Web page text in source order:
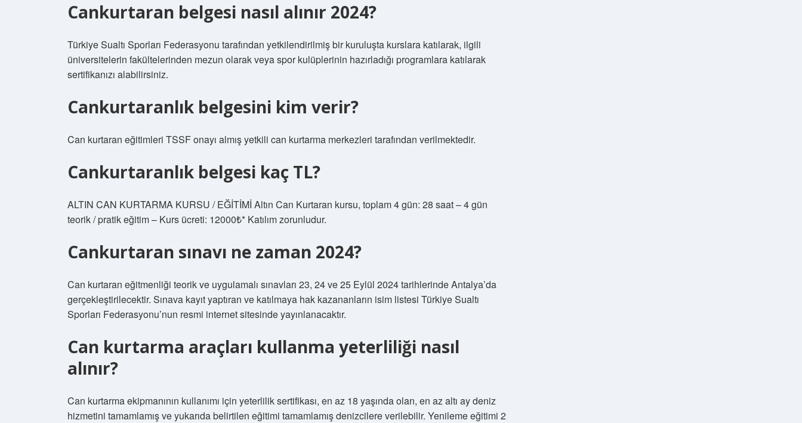
Cankurtaran belgesi nasıl alınır 2024?
Türkiye Sualtı Sporları Federasyonu tarafından yetkilendirilmiş bir kuruluşta kurslara katılarak, ilgili
üniversitelerin fakültelerinden mezun olarak veya spor kulüplerinin hazırladığı programlara katılarak
sertifikanızı alabilirsiniz.
Cankurtaranlık belgesini kim verir?
Can kurtaran eğitimleri TSSF onayı almış yetkili can kurtarma merkezleri tarafından verilmektedir.
Cankurtaranlık belgesi kaç TL?
ALTIN ​​CAN KURTARMA KURSU / EĞİTİMİ Altın Can Kurtaran kursu, toplam 4 gün: 28 saat – 4 gün
teorik / pratik eğitim – Kurs ücreti: 12000₺* Katılım zorunludur.
Cankurtaran sınavı ne zaman 2024?
Can kurtaran eğitmenliği teorik ve uygulamalı sınavları 23, 24 ve 25 Eylül 2024 tarihlerinde Antalya’da
gerçekleştirilecektir. Sınava kayıt yaptıran ve katılmaya hak kazananların isim listesi Türkiye Sualtı
Sporları Federasyonu’nun resmi internet sitesinde yayınlanacaktır.
Can kurtarma araçları kullanma yeterliliği nasıl
alınır?
Can kurtarma ekipmanının kullanımı için yeterlilik sertifikası, en az 18 yaşında olan, en az altı ay deniz
hizmetini tamamlamış ve yukarıda belirtilen eğitimi tamamlamış denizcilere verilebilir. Yenileme eğitimi 2